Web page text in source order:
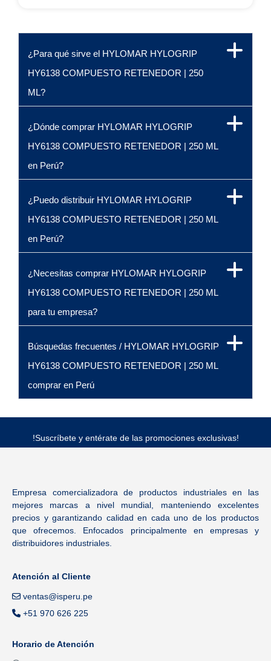
¿Para qué sirve el HYLOMAR HYLOGRIP
HY6138 COMPUESTO RETENEDOR | 250
ML?
¿Dónde comprar HYLOMAR HYLOGRIP
HY6138 COMPUESTO RETENEDOR | 250 ML
en Perú?
¿Puedo distribuir HYLOMAR HYLOGRIP
HY6138 COMPUESTO RETENEDOR | 250 ML
en Perú?
¿Necesitas comprar HYLOMAR HYLOGRIP
HY6138 COMPUESTO RETENEDOR | 250 ML
para tu empresa?
Búsquedas frecuentes / HYLOMAR HYLOGRIP
HY6138 COMPUESTO RETENEDOR | 250 ML
comprar en Perú
!Suscríbete y entérate de las promociones exclusivas!
Empresa comercializadora de productos industriales en las
mejores marcas a nivel mundial, manteniendo excelentes
precios y garantizando calidad en cada uno de los productos
que ofrecemos. Enfocados principalmente en empresas y
distribuidores industriales.
Atención al Cliente
ventas@isperu.pe
+51 970 626 225
Horario de Atención